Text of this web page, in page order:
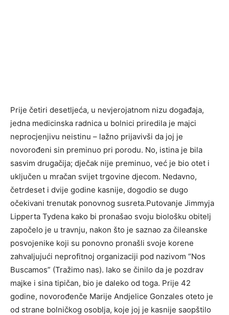
Prije četiri desetljeća, u nevjerojatnom nizu događaja,
jedna medicinska radnica u bolnici priredila je majci
neprocjenjivu neistinu – lažno prijavivši da joj je
novorođeni sin preminuo pri porodu. No, istina je bila
sasvim drugačija; dječak nije preminuo, već je bio otet i
uključen u mračan svijet trgovine djecom. Nedavno,
četrdeset i dvije godine kasnije, dogodio se dugo
očekivani trenutak ponovnog susreta.Putovanje Jimmyja
Lipperta Tydena kako bi pronašao svoju biološku obitelj
započelo je u travnju, nakon što je saznao za čileanske
posvojenike koji su ponovno pronašli svoje korene
zahvaljujući neprofitnoj organizaciji pod nazivom “Nos
Buscamos” (Tražimo nas). Iako se činilo da je pozdrav
majke i sina tipičan, bio je daleko od toga. Prije 42
godine, novorođenče Marije Andjelice Gonzales oteto je
od strane bolničkog osoblja, koje joj je kasnije saopštilo